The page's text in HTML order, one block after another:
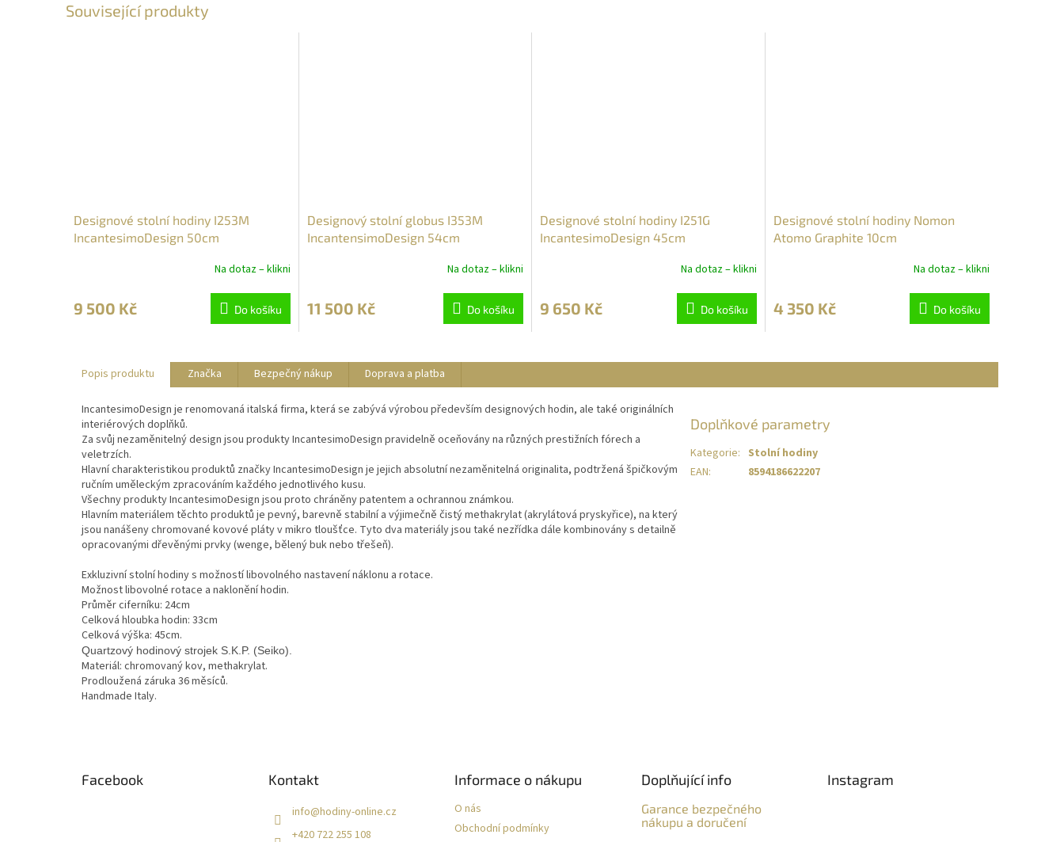
Související produkty
Designové stolní hodiny I253M
IncantesimoDesign 50cm
Na dotaz – klikni
9 500 Kč Do košíku
Designový stolní globus I353M
IncantensimoDesign 54cm
Na dotaz – klikni
11 500 Kč Do košíku
Designové stolní hodiny I251G
IncantesimoDesign 45cm
Na dotaz – klikni
9 650 Kč Do košíku
Designové stolní hodiny Nomon
Atomo Graphite 10cm
Na dotaz – klikni
4 350 Kč Do košíku
Popis produktu Značka Bezpečný nákup Doprava a platba
IncantesimoDesign je renomovaná italská firma, která se zabývá výrobou především designových hodin, ale také originálních
interiérových doplňků.
Za svůj nezaměnitelný design jsou produkty IncantesimoDesign pravidelně oceňovány na různých prestižních fórech a
veletrzích.
Hlavní charakteristikou produktů značky IncantesimoDesign je jejich absolutní nezaměnitelná originalita, podtržená špičkovým
ručním uměleckým zpracováním každého jednotlivého kusu.
Všechny produkty IncantesimoDesign jsou proto chráněny patentem a ochrannou známkou.
Hlavním materiálem těchto produktů je pevný, barevně stabilní a výjimečně čistý methakrylat (akrylátová pryskyřice), na který
jsou nanášeny chromované kovové pláty v mikro tloušťce. Tyto dva materiály jsou také nezřídka dále kombinovány s detailně
opracovanými dřevěnými prvky (wenge, bělený buk nebo třešeň).
Exkluzivní stolní hodiny s možností libovolného nastavení náklonu a rotace.
Možnost libovolné rotace a naklonění hodin.
Průměr ciferníku: 24cm
Celková hloubka hodin: 33cm
Celková výška: 45cm.
Quartzový hodinový strojek S.K.P. (Seiko).
Materiál: chromovaný kov, methakrylat.
Prodloužená záruka 36 měsíců.
Handmade Italy.
Doplňkové parametry
Kategorie: Stolní hodiny
EAN: 8594186622207
Facebook Kontakt
info@hodiny-online.cz
+420 722 255 108
Informace o nákupu
O nás
Obchodní podmínky
Doplňující info
Garance bezpečného
nákupu a doručení
Instagram